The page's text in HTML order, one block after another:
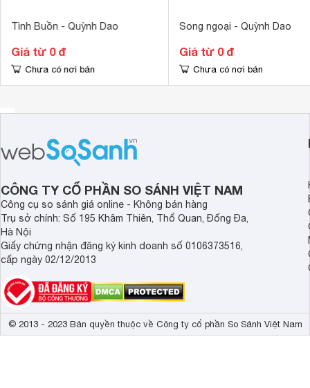
Tình Buồn - Quỳnh Dao
Giá từ 0 đ
Chưa có nơi bán
Song ngoại - Quỳnh Dao
Giá từ 0 đ
Chưa có nơi bán
CÔNG TY CỔ PHẦN SO SÁNH VIỆT NAM
Công cụ so sánh giá online - Không bán hàng
Trụ sở chính: Số 195 Khâm Thiên, Thổ Quan, Đống Đa,
Hà Nội
Giấy chứng nhận đăng ký kinh doanh số 0106373516,
cấp ngày 02/12/2013
© 2013 - 2023 Bản quyền thuộc về Công ty cổ phần So Sánh Việt Nam